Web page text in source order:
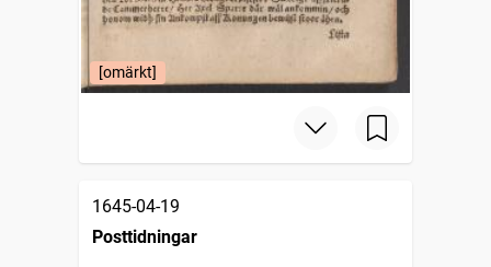
[omärkt]
1645-04-19
Posttidningar